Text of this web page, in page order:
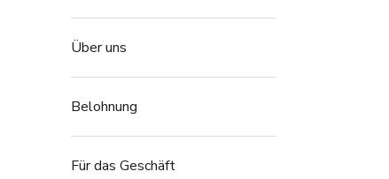
Über uns
Belohnung
Für das Geschäft